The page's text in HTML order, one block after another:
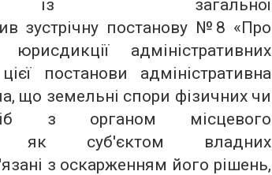
загальної
зустрічну постанову №8 «Про
адміністративних
постанови адміністративна
що земельні спори фізичних чи
з органом місцевого
як суб'єктом владних
з оскарженням його рішень,